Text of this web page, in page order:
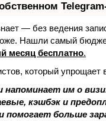
— без ведения
Нашли самый
месяц бесплатно.
который упрощает
напоминает им о
кэшбэк и
помогает больше